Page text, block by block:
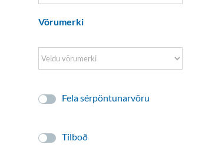
Vörumerki
Fela sérpöntunarvöru
Tilboð